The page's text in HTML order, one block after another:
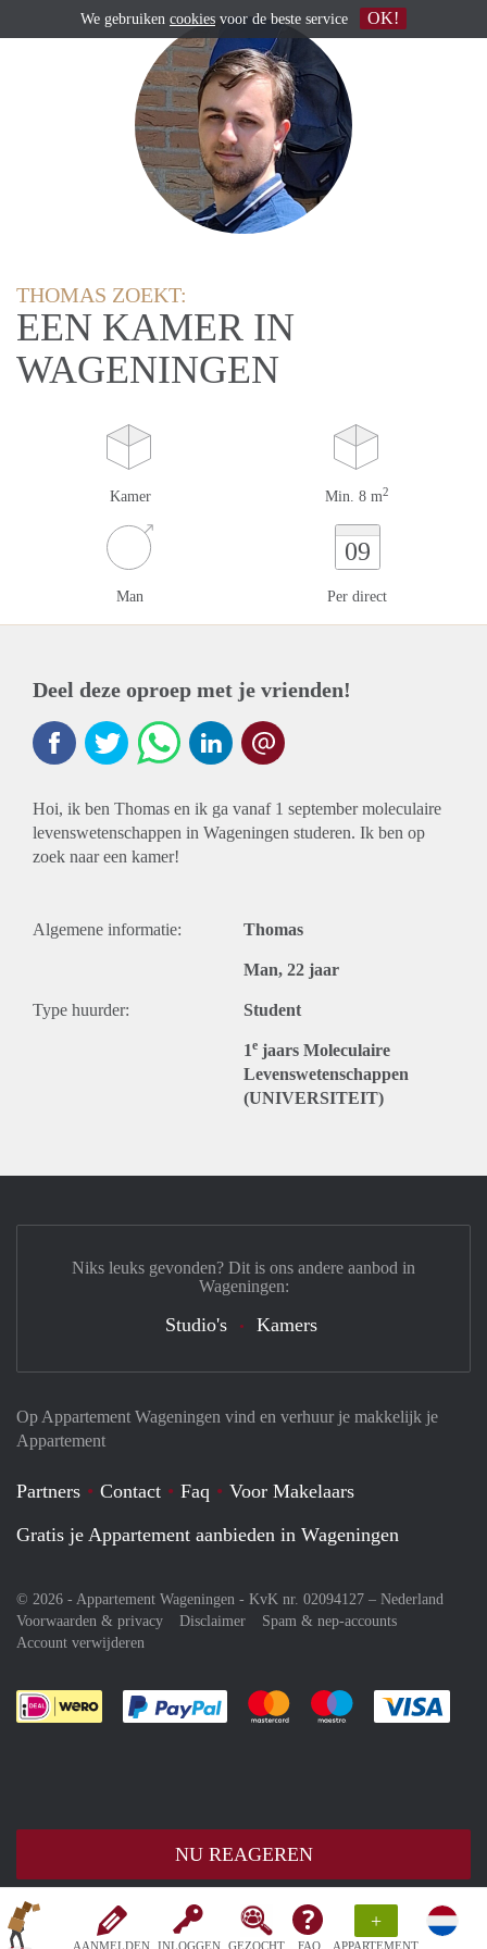
AANMELDEN INLOGGEN GEZOCHT FAQ
+
APPARTEMENT
THOMAS ZOEKT:
EEN KAMER IN
WAGENINGEN
Kamer Min. 8 m2
Man
09
Per direct
Deel deze oproep met je vrienden!
Hoi, ik ben Thomas en ik ga vanaf 1 september moleculaire
levenswetenschappen in Wageningen studeren. Ik ben op
zoek naar een kamer!
Algemene informatie: Thomas
Man, 22 jaar
Type huurder: Student
1e jaars Moleculaire
Levenswetenschappen
(UNIVERSITEIT)
NU REAGEREN
Op Appartement Wageningen vind en verhuur je makkelijk je
Appartement
Partners Contact Faq
Voor Makelaars
Gratis je Appartement aanbieden in Wageningen
© 2026 - Appartement Wageningen - KvK nr. 02094127 – Nederland
Voorwaarden & privacy
Disclaimer
Spam & nep-accounts
Account verwijderen
Je rekent gemakkelijk af met Paypal
Je rekent gemakkelijk af met
Je rekent
Niks leuks gevonden? Dit is ons andere aanbod in
Wageningen:
Studio's Kamers
We gebruiken cookies voor de beste service OK!